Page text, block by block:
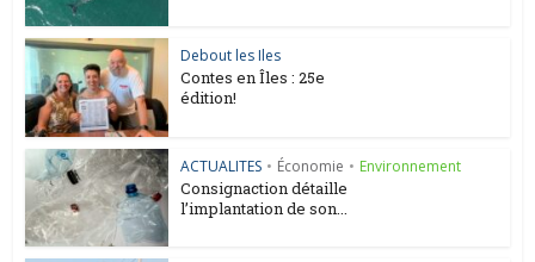
Debout les Iles
Contes en Îles : 25e
édition!
ACTUALITES • Économie • Environnement
Consignaction détaille
l’implantation de son...